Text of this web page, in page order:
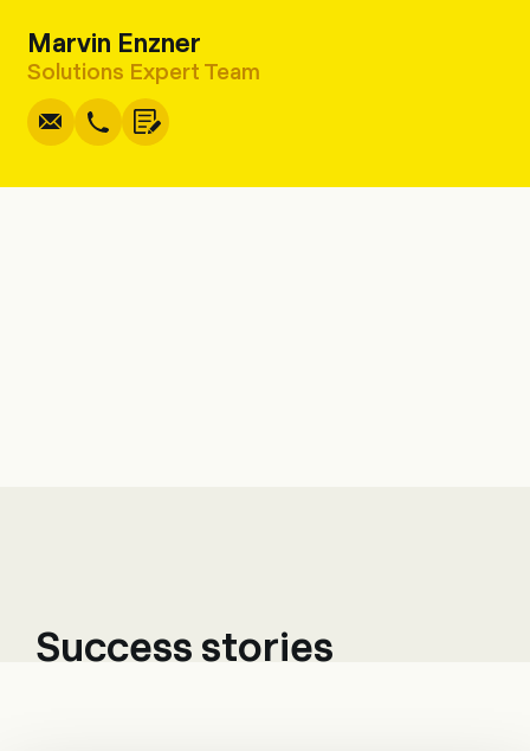
Marvin Enzner
Solutions Expert Team
Écrire Copier
Appel Copier
Success stories